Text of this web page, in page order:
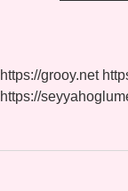
https://grooy.net
https://